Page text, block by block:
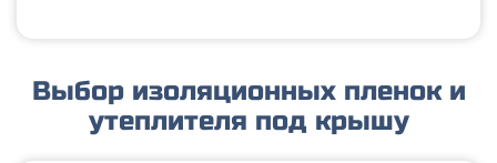
Выбор изоляционных пленок и
утеплителя под крышу